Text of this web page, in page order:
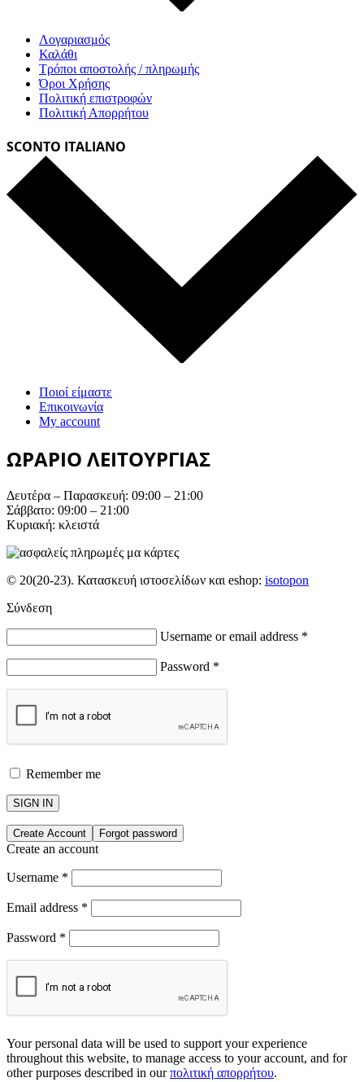
Λογαριασμός
Καλάθι
Τρόποι αποστολής / πληρωμής
Όροι Χρήσης
Πολιτική επιστροφών
Πολιτική Απορρήτου
SCONTO ITALIANO
Ποιοί είμαστε
Επικοινωνία
My account
ΩΡΑΡΙΟ ΛΕΙΤΟΥΡΓΙΑΣ
Δευτέρα – Παρασκευή: 09:00 – 21:00
Σάββατο: 09:00 – 21:00
Κυριακή: κλειστά
© 20(20-23). Κατασκευή ιστοσελίδων και eshop: isotopon
Σύνδεση
Username or email address *
Password *
Remember me
SIGN IN
Create Account Forgot password
Create an account
Username *
Email address *
Password *
Your personal data will be used to support your experience
throughout this website, to manage access to your account, and for
other purposes described in ourπολιτική απορρήτου.